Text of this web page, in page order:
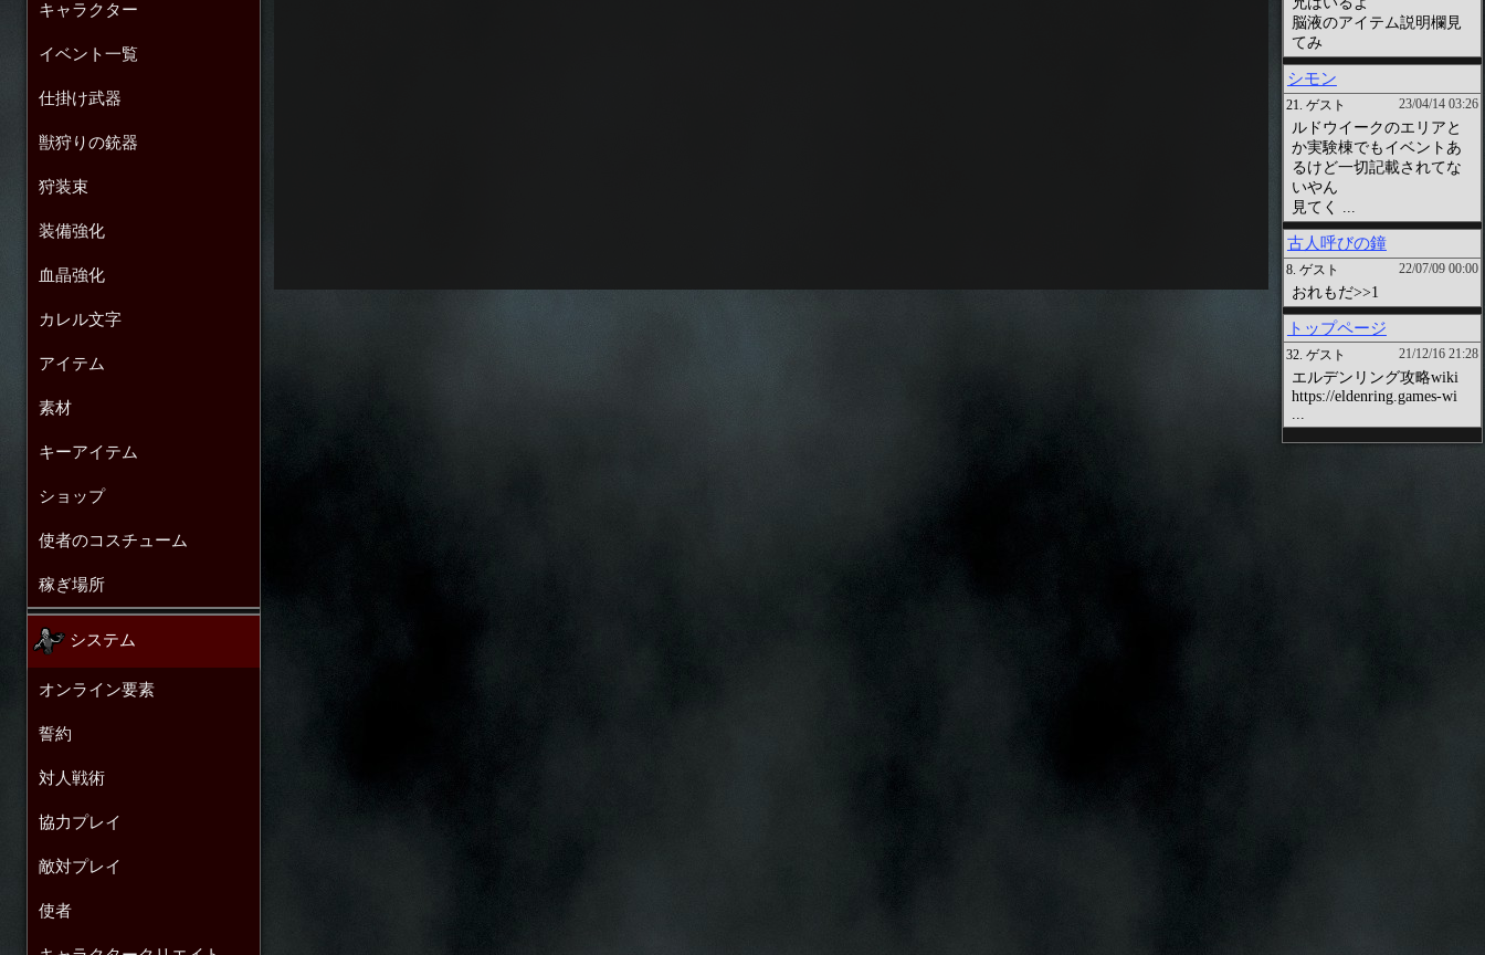
キャラクター
イベント一覧
仕掛け武器
獣狩りの銃器
狩装束
装備強化
血晶強化
カレル文字
アイテム
素材
キーアイテム
ショップ
使者のコスチューム
稼ぎ場所
システム
オンライン要素
誓約
対人戦術
協力プレイ
敵対プレイ
使者